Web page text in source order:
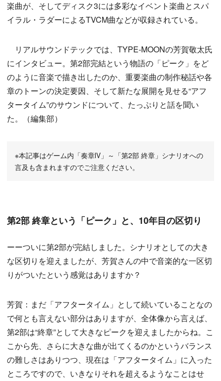
楽曲が、そしてディスク3には多彩なイベント楽曲とスパ
イラル・ラダーによるTVCM曲などが収録されている。
リアルサウンドテックでは、TYPE-MOONの芳賀敬太氏
にインタビュー。第2部完結という物語の「ピーク」をど
のように音楽で描き出したのか、重要楽曲の制作秘話や各
章のトーンの決定要因、そして新たな展開を見せる“アフ
タータイム”のサウンドについて、たっぷりと話を聞い
た。（編集部）
※本記事はゲーム内「奏章Ⅳ」～「第2部 終章」シナリオへの
言及も含まれますのでご注意ください。
第2部 終章という「ピーク」と、10年目の区切り
ーーついに第2部が完結しました。シナリオとしての大き
な区切りを迎えましたが、芳賀さんの中で音楽的な一区切
りがついたという感覚はありますか？
芳賀：まだ「アフタータイム」として続いていることなの
で何とも言えない部分はありますが、全体像から言えば、
第2部は“終章”として大きなピークを迎えましたからね。こ
こから先、さらに大きな曲が出てくるのかというバランス
の難しさはありつつ、現在は「アフタータイム」に入った
ところですので、いきなりそれを超えるようなことはせ